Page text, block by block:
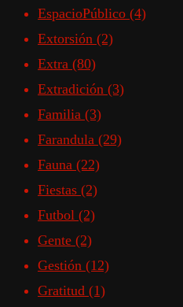
EspacioPúblico (4)
Extorsión (2)
Extra (80)
Extradición (3)
Familia (3)
Farandula (29)
Fauna (22)
Fiestas (2)
Futbol (2)
Gente (2)
Gestión (12)
Gratitud (1)